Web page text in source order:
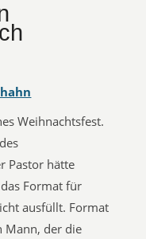
Weihnachtsfest.
Pastor hätte
Format für
ausfüllt. Format
Mann, der die